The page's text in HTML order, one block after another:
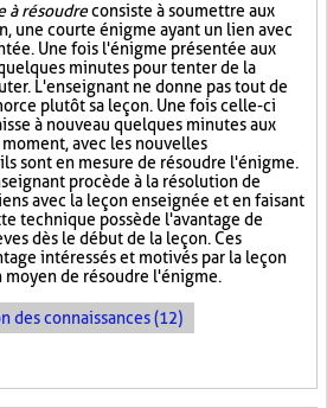
à résoudreconsiste à soumettre aux
une courte énigme ayant un lien avec
Une fois l'énigme présentée aux
minutes pour tenter de la
L'enseignant ne donne pas tout de
plutôt sa leçon. Une fois celle-ci
à nouveau quelques minutes aux
avec les nouvelles
sont en mesure de résoudre l'énigme.
procède à la résolution de
avec la leçon enseignée et en faisant
technique possède l'avantage de
dès le début de la leçon. Ces
intéressés et motivés par la leçon
de résoudre l'énigme.
des connaissances (12)